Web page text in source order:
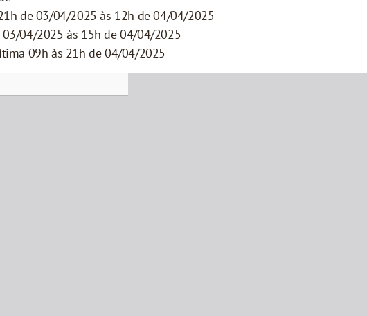
de 03/04/2025 às 12h de 04/04/2025
03/04/2025 às 15h de 04/04/2025
09h às 21h de 04/04/2025